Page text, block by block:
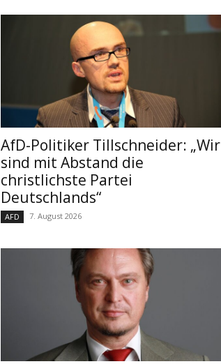
AfD-Politiker Tillschneider: „Wir
sind mit Abstand die
christlichste Partei
Deutschlands“
AFD 7. August 2026